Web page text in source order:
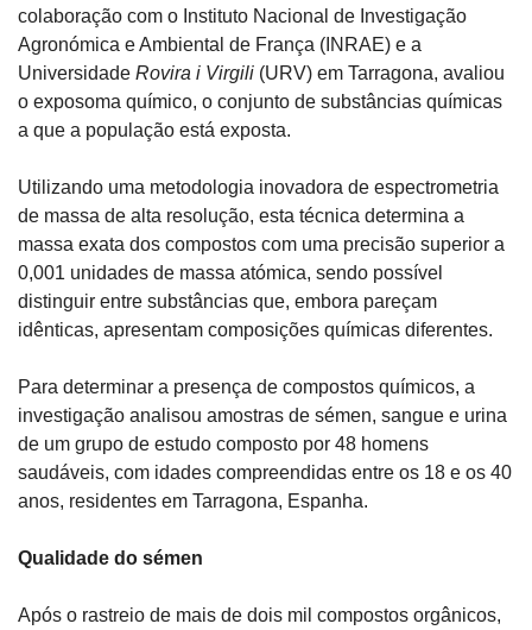
colaboração com o Instituto Nacional de Investigação
Agronómica e Ambiental de França (INRAE) e a
Universidade Rovira i Virgili (URV) em Tarragona, avaliou
o exposoma químico, o conjunto de substâncias químicas
a que a população está exposta.
Utilizando uma metodologia inovadora de espectrometria
de massa de alta resolução, esta técnica determina a
massa exata dos compostos com uma precisão superior a
0,001 unidades de massa atómica, sendo possível
distinguir entre substâncias que, embora pareçam
idênticas, apresentam composições químicas diferentes.
Para determinar a presença de compostos químicos, a
investigação analisou amostras de sémen, sangue e urina
de um grupo de estudo composto por 48 homens
saudáveis, com idades compreendidas entre os 18 e os 40
anos, residentes em Tarragona, Espanha.
Qualidade do sémen
Após o rastreio de mais de dois mil compostos orgânicos,